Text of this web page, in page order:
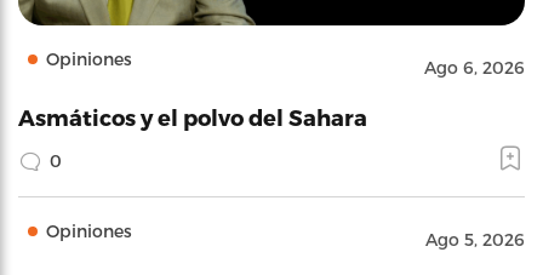
Opiniones Ago 6, 2026
Asmáticos y el polvo del Sahara
0
Opiniones Ago 5, 2026